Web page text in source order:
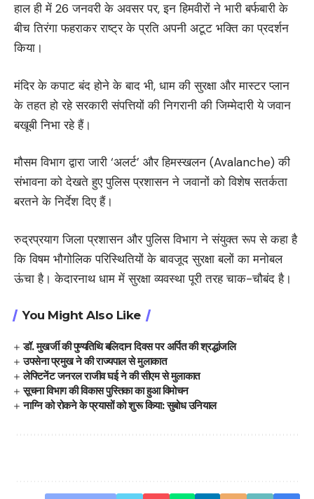
हाल ही में 26 जनवरी के अवसर पर, इन हिमवीरों ने भारी बर्फबारी के
बीच तिरंगा फहराकर राष्ट्र के प्रति अपनी अटूट भक्ति का प्रदर्शन
किया।
मंदिर के कपाट बंद होने के बाद भी, धाम की सुरक्षा और मास्टर प्लान
के तहत हो रहे सरकारी संपत्तियों की निगरानी की जिम्मेदारी ये जवान
बखूबी निभा रहे हैं।
मौसम विभाग द्वारा जारी ‘अलर्ट’ और हिमस्खलन (Avalanche) की
संभावना को देखते हुए पुलिस प्रशासन ने जवानों को विशेष सतर्कता
बरतने के निर्देश दिए हैं।
​रुद्रप्रयाग जिला प्रशासन और पुलिस विभाग ने संयुक्त रूप से कहा है
कि विषम भौगोलिक परिस्थितियों के बावजूद सुरक्षा बलों का मनोबल
ऊंचा है। केदारनाथ धाम में सुरक्षा व्यवस्था पूरी तरह चाक-चौबंद है।
You Might Also Like
डॉ. मुखर्जी की पुण्यतिथि बलिदान दिवस पर अर्पित की श्रद्धांजलि
उपसेना प्रमुख ने की राज्यपाल से मुलाकात
लेफ्टिनेंट जनरल राजीव घई ने की सीएम से मुलाकात
सूचना विभाग की विकास पुस्तिका का हुआ विमोचन
नाग्नि को रोकने के प्रयासों को शुरू किया: सुबोध उनियाल